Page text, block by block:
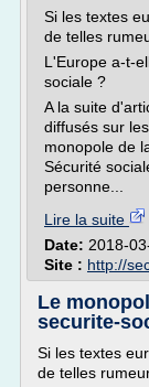
Si les textes
de telles
L'Europe a-t-
sociale ?
A la suite
diffusés sur
monopole de
Sécurité
personne...
Lire la suite
Date: 2018-
Site : http://
Le
securite-
Si les textes
de telles